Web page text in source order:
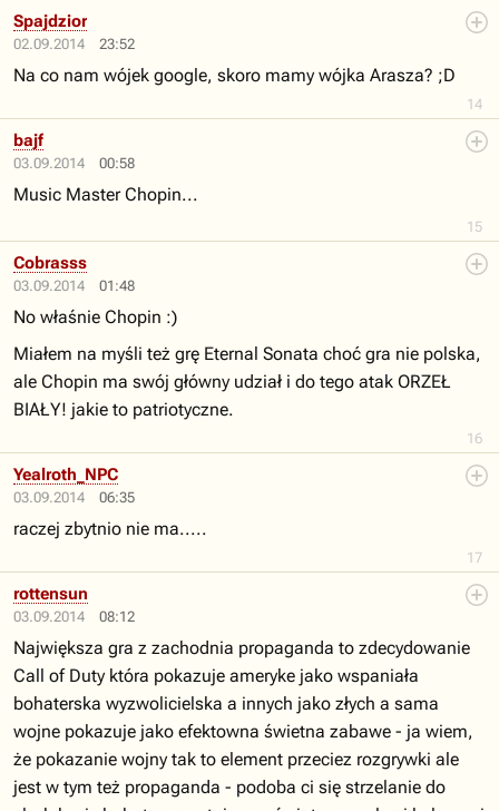
02.09.2014 23:52
14
Spajdzior
Na co nam wójek google, skoro mamy wójka Arasza? ;D
03.09.2014 00:58
15
bajf
Music Master Chopin...
03.09.2014 01:48
16
Cobrasss
No właśnie Chopin :)
Miałem na myśli też grę Eternal Sonata choć gra nie polska,
ale Chopin ma swój główny udział i do tego atak ORZEŁ
BIAŁY! jakie to patriotyczne.
03.09.2014 06:35
17
Yealroth_NPC
raczej zbytnio nie ma.....
03.09.2014 08:12
rottensun
Największa gra z zachodnia propaganda to zdecydowanie
Call of Duty która pokazuje ameryke jako wspaniała
bohaterska wyzwolicielska a innych jako złych a sama
wojne pokazuje jako efektowna świetna zabawe - ja wiem,
że pokazanie wojny tak to element przeciez rozgrywki ale
jest w tym też propaganda - podoba ci się strzelanie do